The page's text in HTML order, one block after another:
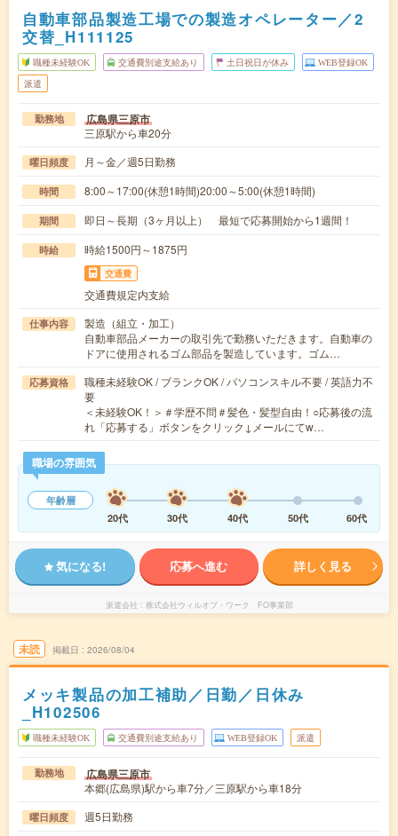
自動車部品製造工場での製造オペレーター／2
交替_H111125
職種未経験OK 交通費別途支給あり 土日祝日が休み WEB登録OK
派遣
勤務地 広島県三原市
三原駅から車20分
曜日頻度 月～金／週5日勤務
時間 8:00～17:00(休憩1時間)20:00～5:00(休憩1時間)
期間 即日～長期（3ヶ月以上） 最短で応募開始から1週間！
時給 時給1500円～1875円
交通費
交通費規定内支給
仕事内容
製造（組立・加工）
自動車部品メーカーの取引先で勤務いただきます。自動車の
ドアに使用されるゴム部品を製造しています。ゴム…
応募資格
職種未経験OK / ブランクOK / パソコンスキル不要 / 英語力不
要
＜未経験OK！＞＃学歴不問＃髪色・髪型自由！○応募後の流
れ「応募する」ボタンをクリック↓メールにてw…
職場の雰囲気
年齢層
20代
30代 40代 50代 60代
気になる! 応募へ進む 詳しく見る
派遣会社 株式会社ウィルオブ・ワーク FO事業部
未読 掲載日 2026/08/04
メッキ製品の加工補助／日勤／日休み
_H102506
職種未経験OK 交通費別途支給あり WEB登録OK 派遣
勤務地 広島県三原市
本郷(広島県)駅から車7分／三原駅から車18分
曜日頻度 週5日勤務